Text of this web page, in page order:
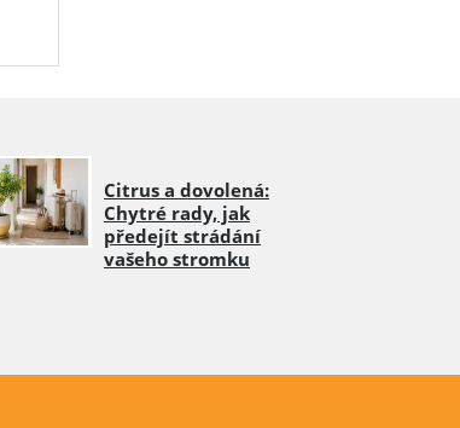
Citrus a dovolená:
Chytré rady, jak
předejít strádání
vašeho stromku